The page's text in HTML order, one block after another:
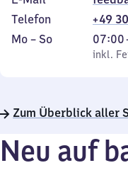
Telefon
+49
Montag
Mo – So,
inkl.
07:00
Von
7
22
inkl.
Zum Überblick aller
Neu auf